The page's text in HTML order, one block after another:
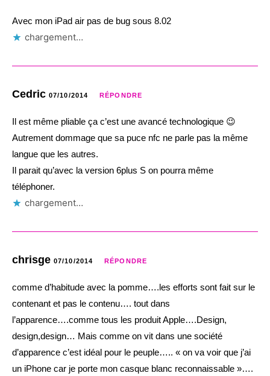
Avec mon iPad air pas de bug sous 8.02
chargement…
Cedric 07/10/2014 RÉPONDRE
Il est même pliable ça c’est une avancé technologique 😉
Autrement dommage que sa puce nfc ne parle pas la même
langue que les autres.
Il parait qu’avec la version 6plus S on pourra même
téléphoner.
chargement…
chrisge 07/10/2014 RÉPONDRE
comme d’habitude avec la pomme….les efforts sont fait sur le
contenant et pas le contenu…. tout dans
l’apparence….comme tous les produit Apple….Design,
design,design… Mais comme on vit dans une société
d’apparence c’est idéal pour le peuple….. « on va voir que j’ai
un iPhone car je porte mon casque blanc reconnaissable »….